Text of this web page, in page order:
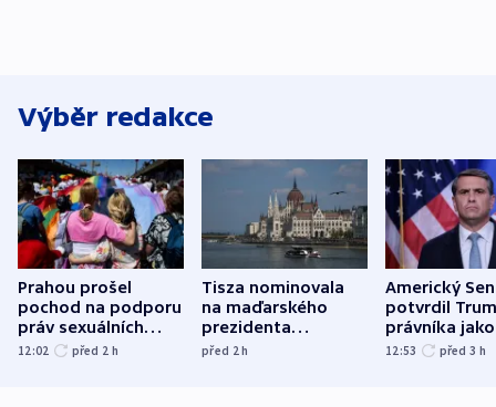
Výběr redakce
Prahou prošel
pochod na podporu
práv sexuálních
menšin
12:02 před 2 h
Tisza nominovala
na maďarského
prezidenta
bývalého šéfa
před 2h
Americký
potvrdil
právníka jako
ministra
12:53 před 3 h